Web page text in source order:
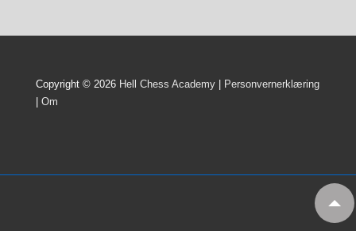
Copyright © 2026 Hell Chess Academy
Personvernerklæring
Om